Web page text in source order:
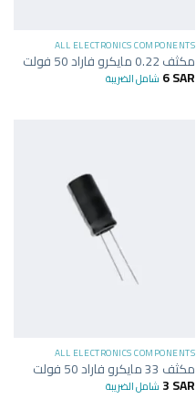
ALL ELECTRONICS COMPONENTS
مكثف 0.22 مايكرو فاراد 50 فولت
6SAR شامل الضريبة
ALL ELECTRONICS COMPONENTS
مكثف 33 مايكرو فاراد 50 فولت
3SAR شامل الضريبة